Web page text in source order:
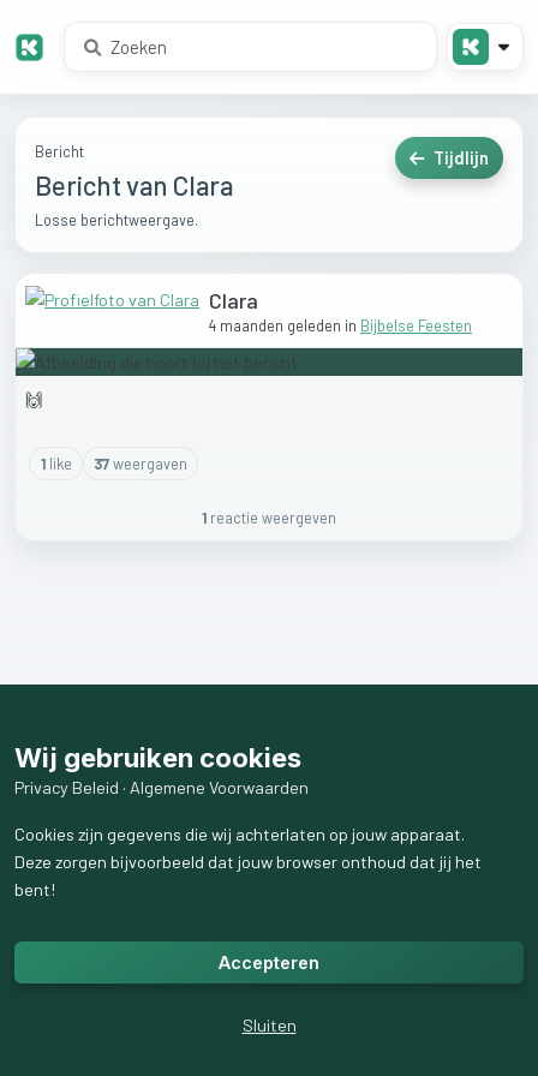
Bericht
Bericht van Clara
Losse berichtweergave.
Tijdlijn
Clara
4 maanden geleden in Bijbelse Feesten
🙌
1like 37weergaven
1 reactie weergeven
Wij gebruiken cookies
Privacy Beleid · Algemene Voorwaarden
Cookies zijn gegevens die wij achterlaten op jouw apparaat.
Deze zorgen bijvoorbeeld dat jouw browser onthoud dat jij het
bent!
Accepteren
Sluiten